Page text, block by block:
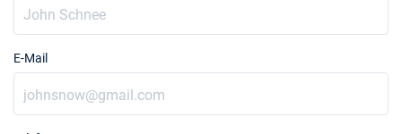
E-Mail